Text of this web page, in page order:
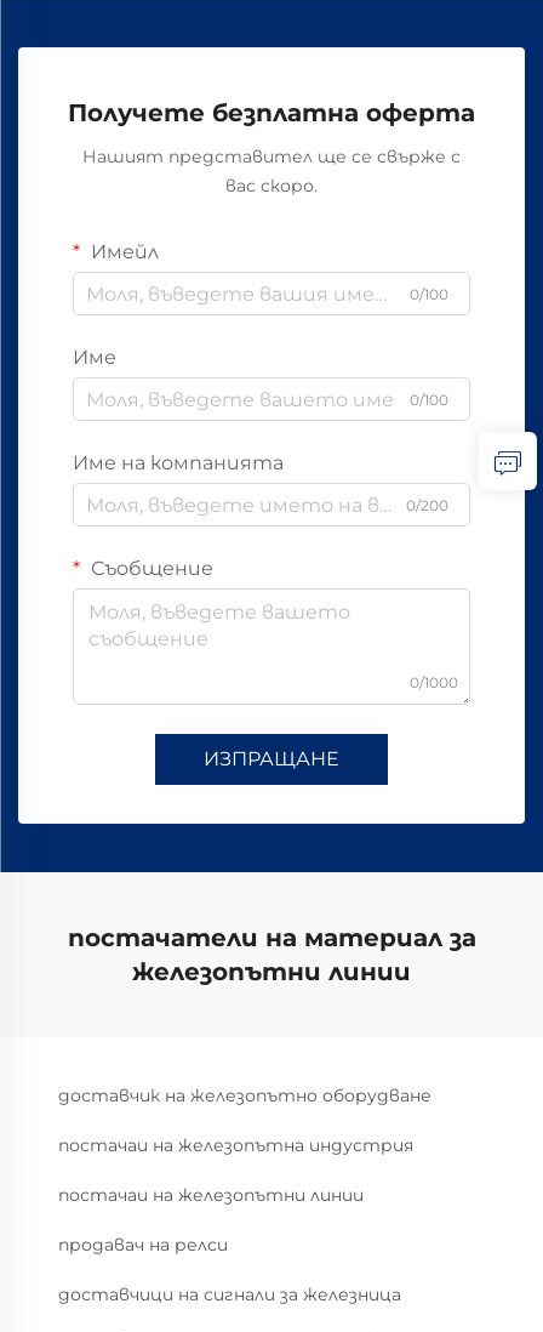
Получете безплатна оферта
Нашият представител ще се свърже с
вас скоро.
Имейл
0/100
Име
0/100
Име на компанията
0/200
Съобщение
0/1000
ИЗПРАЩАНЕ
постачатели на материал за
железопътни линии
доставчик на железопътно оборудване
постачаи на железопътна индустрия
постачаи на железопътни линии
продавач на релси
доставчици на сигнали за железница